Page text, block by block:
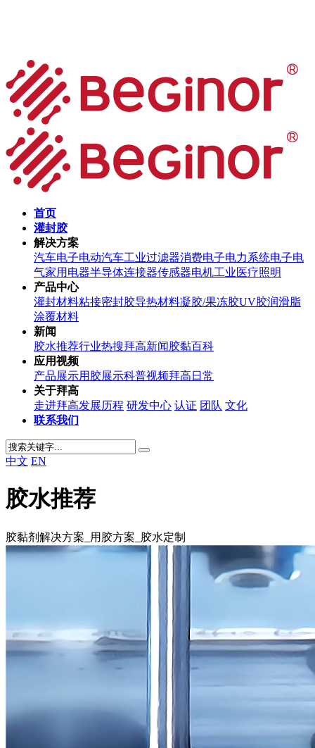
首页
灌封胶
解决方案
汽车电子电动汽车工业过滤器消费电子电力系统电子电
气家用电器半导体连接器传感器电机工业医疗照明
产品中心
灌封材料粘接密封胶导热材料凝胶/果冻胶UV胶润滑脂
涂覆材料
新闻
胶水推荐行业热搜拜高新闻胶黏百科
应用视频
产品展示用胶展示科普视频拜高日常
关于拜高
走进拜高发展历程 研发中心 认证 团队 文化
联系我们
中文 EN
胶水推荐
胶黏剂解决方案_用胶方案_胶水定制